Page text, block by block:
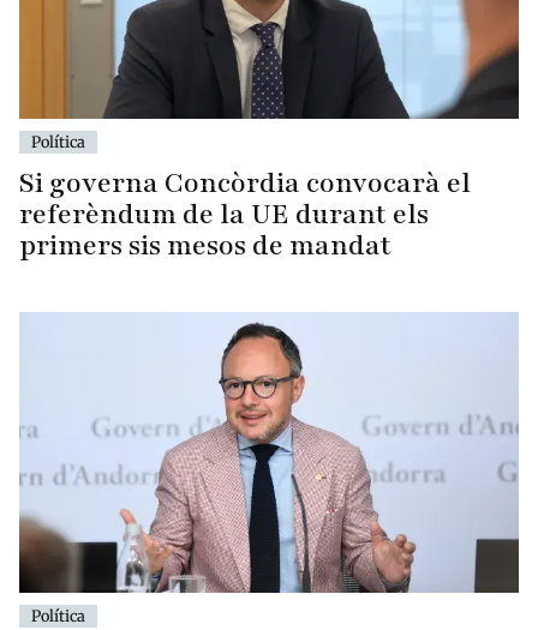
Política
Si governa Concòrdia convocarà el
referèndum de la UE durant els
primers sis mesos de mandat
Política